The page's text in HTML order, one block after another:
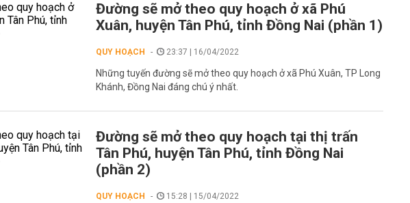
Đường sẽ mở theo quy hoạch ở xã Phú
Xuân, huyện Tân Phú, tỉnh Đồng Nai (phần 1)
QUY HOẠCH 23:37 | 16/04/2022
Những tuyến đường sẽ mở theo quy hoạch ở xã Phú Xuân, TP Long
Khánh, Đồng Nai đáng chú ý nhất.
Đường sẽ mở theo quy hoạch tại thị trấn
Tân Phú, huyện Tân Phú, tỉnh Đồng Nai
(phần 2)
QUY HOẠCH 15:28 | 15/04/2022